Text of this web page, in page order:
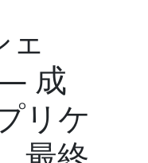
ェ
成
リケ